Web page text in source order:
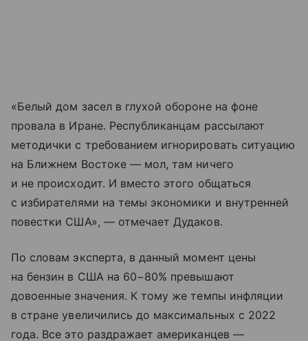
«Белый дом засел в глухой обороне на фоне
провала в Иране. Республиканцам рассылают
методички с требованием игнорировать ситуацию
на Ближнем Востоке — мол, там ничего
и не происходит. И вместо этого общаться
с избирателями на темы экономики и внутренней
повестки США», — отмечает Дудаков.
По словам эксперта, в данный момент цены
на бензин в США на 60−80% превышают
довоенные значения. К тому же темпы инфляции
в стране увеличились до максимальных с 2022
года. Все это раздражает американцев —